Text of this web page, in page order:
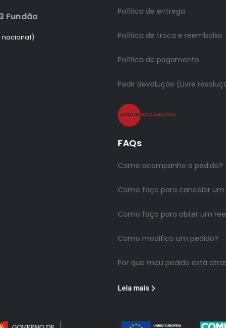
Fundão
nacional)
Política de entrega
Política de troca e reembolso
Política de pagamento
Pedir devolução (Livre
FAQs
Como acompanho o pedido?
Como faço para cancelar um
Como faço para obter um
Como modifico um pedido?
Por que meu pedido está
Leia mais